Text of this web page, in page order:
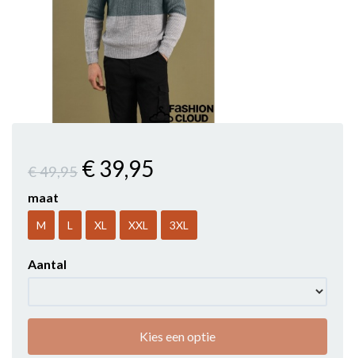
€ 49,95 € 39,95
maat
M L XL XXL 3XL
Aantal
Kies een optie